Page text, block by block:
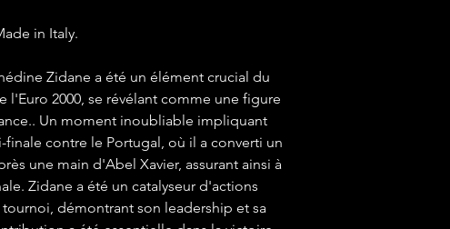
in Italy.
Zidane a été un élément crucial du
l'Euro 2000, se révélant comme une figure
Un moment inoubliable impliquant
contre le Portugal, où il a converti un
une main d'Abel Xavier, assurant ainsi à
Zidane a été un catalyseur d'actions
démontrant son leadership et sa